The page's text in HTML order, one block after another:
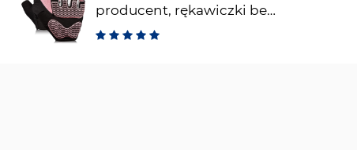
producent, rękawiczki bez
palców do podnoszenia